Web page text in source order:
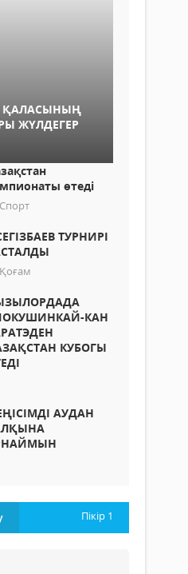
ЖҮЛДЕГЕР
өтеді
Спорт
ТУРНИРІ
Қоғам
КАН
КУБОГЫ
АУДАН
Пікір 1